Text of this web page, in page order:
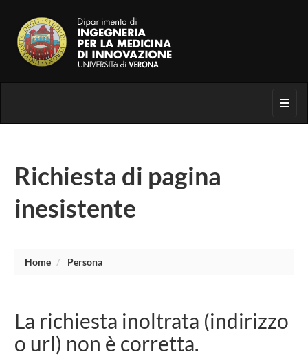
Richiesta di pagina
inesistente
Home Persona
La richiesta inoltrata (indirizzo
o url) non è corretta.